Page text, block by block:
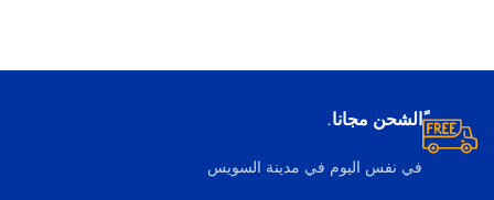
ًالشحن مجانا.
في نفس اليوم في مدينة السويس